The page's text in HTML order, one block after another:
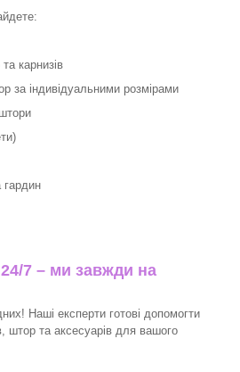
карнизів
за індивідуальними розмірами
гардин
24/7 – ми завжди на
Наші експерти готові допомогти
штор та аксесуарів для вашого